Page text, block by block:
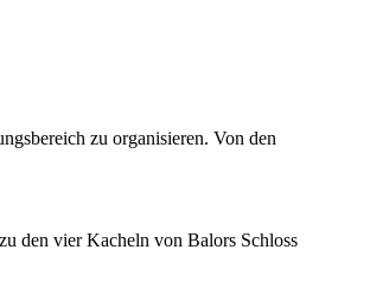
zu organisieren. Von den
den vier Kacheln von Balors Schloss